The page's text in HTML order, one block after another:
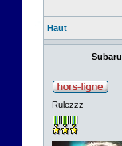
Haut
Subaru
Rulezzz